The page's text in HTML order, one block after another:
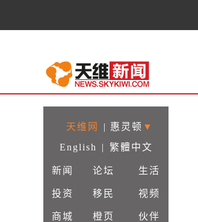
天维网 | 惠灵顿 ▼
English
| 繁體中文
新闻 论坛 生活
投资 移民 视频
商城 橙页 伙伴